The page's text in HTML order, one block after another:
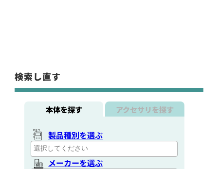
検索し直す
本体を探す アクセサリを探す
製品種別を選ぶ
メーカーを選ぶ